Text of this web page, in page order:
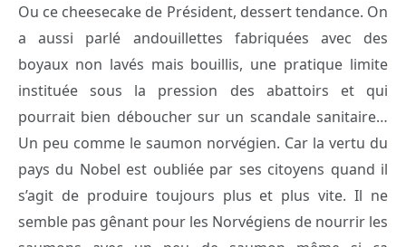
Ou ce cheesecake de Président, dessert tendance. On
a aussi parlé andouillettes fabriquées avec des
boyaux non lavés mais bouillis, une pratique limite
instituée sous la pression des abattoirs et qui
pourrait bien déboucher sur un scandale sanitaire…
Un peu comme le saumon norvégien. Car la vertu du
pays du Nobel est oubliée par ses citoyens quand il
s’agit de produire toujours plus et plus vite. Il ne
semble pas gênant pour les Norvégiens de nourrir les